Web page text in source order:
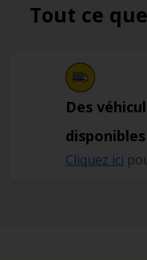
Tout ce
Des
Cliquez ici